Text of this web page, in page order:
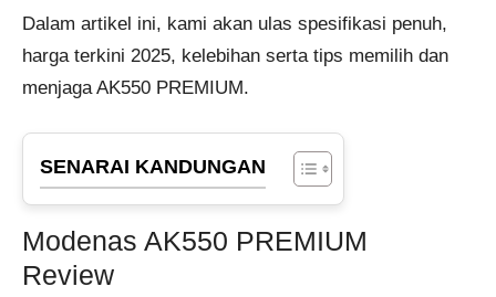
Dalam artikel ini, kami akan ulas spesifikasi penuh,
harga terkini 2025, kelebihan serta tips memilih dan
menjaga AK550 PREMIUM.
SENARAI KANDUNGAN
Modenas AK550 PREMIUM
Review